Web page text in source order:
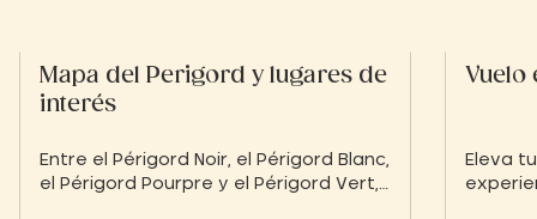
Mapa del Perigord y lugares de
interés
Entre el Périgord Noir, el Périgord Blanc,
el Périgord Pourpre y el Périgord Vert,
Vuelo
Eleva